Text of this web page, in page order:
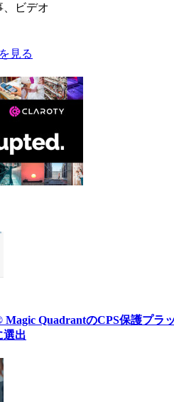
、ビデオ
見る
Magic QuadrantのCPS保護プラ
選出